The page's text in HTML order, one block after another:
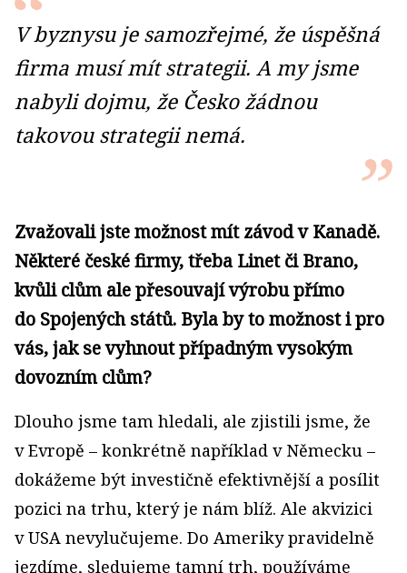
V byznysu je samozřejmé, že úspěšná
firma musí mít strategii. A my jsme
nabyli dojmu, že Česko žádnou
takovou strategii nemá.
Zvažovali jste možnost mít závod v Kanadě.
Některé české firmy, třeba Linet či Brano,
kvůli clům ale přesouvají výrobu přímo
do Spojených států. Byla by to možnost i pro
vás, jak se vyhnout případným vysokým
dovozním clům?
Dlouho jsme tam hledali, ale zjistili jsme, že
v Evropě – konkrétně například v Německu –
dokážeme být investičně efektivnější a posílit
pozici na trhu, který je nám blíž. Ale akvizici
v USA nevylučujeme. Do Ameriky pravidelně
jezdíme, sledujeme tamní trh, používáme